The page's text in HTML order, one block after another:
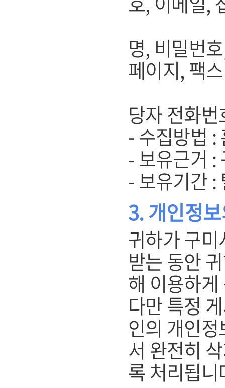
명, 비밀번
페이지, 팩
당자 전화
- 수집방법 :
- 보유근거 :
- 보유기간 :
3. 개인정
귀하가 구
받는 동안
해 이용하
다만 특정
인의 개인
서 완전히
록 처리됩니